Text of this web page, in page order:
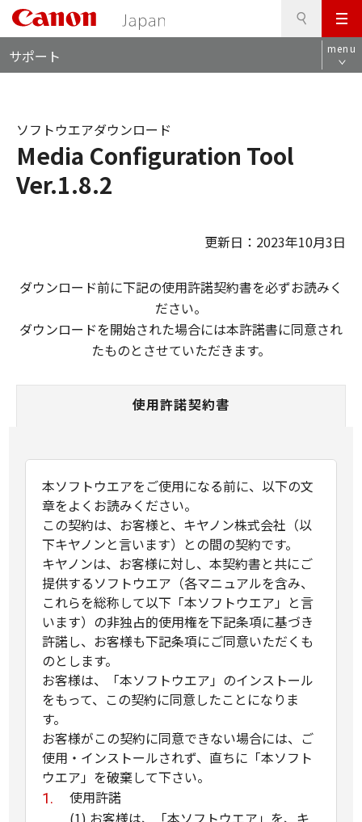
メ
ニ
ュ
サポート menu
Media Configuration Tool
Ver.1.8.2
ソフトウエアダウンロード
更新日：2023年10月3日
ダウンロード前に下記の使用許諾契約書を必ずお読みく
ださい。
ダウンロードを開始された場合には本許諾書に同意され
たものとさせていただきます。
使用許諾契約書
本ソフトウエアをご使用になる前に、以下の文
章をよくお読みください。
この契約は、お客様と、キヤノン株式会社（以
下キヤノンと言います）との間の契約です。
キヤノンは、お客様に対し、本契約書と共にご
提供するソフトウエア（各マニュアルを含み、
これらを総称して以下「本ソフトウエア」と言
います）の非独占的使用権を下記条項に基づき
許諾し、お客様も下記条項にご同意いただくも
のとします。
お客様は、「本ソフトウエア」のインストール
をもって、この契約に同意したことになりま
す。
お客様がこの契約に同意できない場合には、ご
使用・インストールされず、直ちに「本ソフト
ウエア」を破棄して下さい。
使用許諾
(1) お客様は、「本ソフトウエア」を、キ